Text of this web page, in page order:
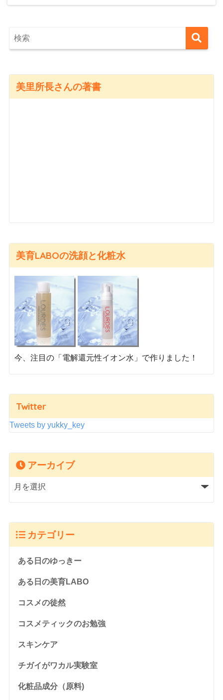
美里所長さんの著書
美育LABOの洗顔と化粧水
今、注目の「電解還元性イオン水」で作りました！
Twitter
Tweets by yukky_key
アーカイブ
カテゴリー
ある日のゆっきー
ある日の美育LABO
コスメの徒然
コスメティックのお勉強
スキンケア
チガイがワカル実験室
化粧品成分（原料)